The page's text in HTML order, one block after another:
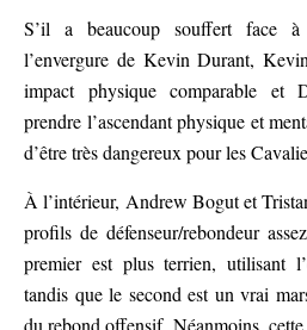
S’il a beaucoup souffert face
l’envergure de Kevin Durant,
impact physique comparable et
prendre l’ascendant physique et
d’être très dangereux pour les
À l’intérieur, Andrew Bogut et
profils de défenseur/rebondeur
premier est plus terrien, utilisant
tandis que le second est un vrai
du rebond offensif. Néanmoins,